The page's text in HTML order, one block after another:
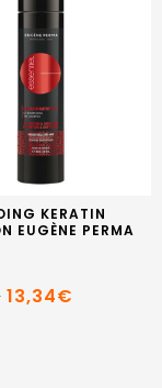
KERATIN
EUGÈNE PERMA
13,34€